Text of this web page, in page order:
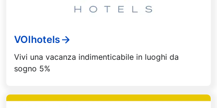
VOIhotels
Vivi una vacanza indimenticabile in luoghi da
sogno 5%